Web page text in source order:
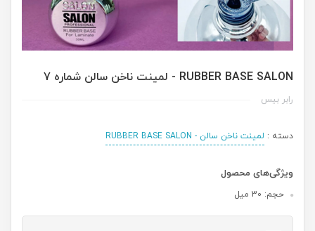
RUBBER BASE SALON - لمینت ناخن سالن شماره 7
رابر بیس
دسته : لمینت ناخن سالن - RUBBER BASE SALON
ویژگی‌های محصول
حجم: 30 میل